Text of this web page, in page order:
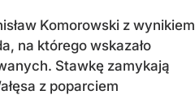
Komorowski z wynikiem
na którego wskazało
Stawkę zamykają
z poparciem